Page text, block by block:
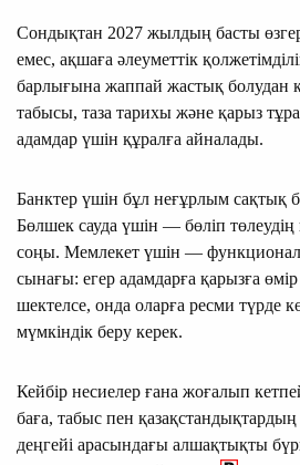
Сондықтан 2027 жылдың басты
емес, ақшаға әлеуметтік
барлығына жаппай жастық болудан
табысы, таза тарихы және қарыз
адамдар үшін құралға айналады.
Банктер үшін бұл неғұрлым сақтық
Бөлшек сауда үшін — бөліп
соңы. Мемлекет үшін —
сынағы: егер адамдарға қарызға өмір
шектелсе, онда оларға ресми түрде
мүмкіндік беру керек.
Кейбір несиелер ғана жоғалып
баға, табыс пен
деңгейі арасындағы алшақтықты